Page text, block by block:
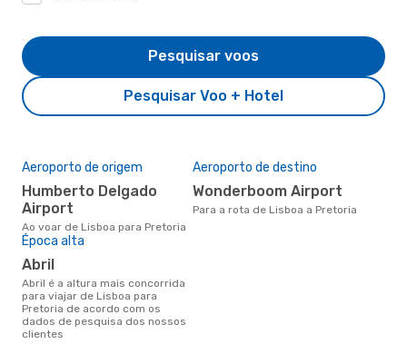
Pesquisar Voo + Hotel
Pesquisar voos
Aeroporto de origem
Humberto Delgado
Airport
Ao voar de Lisboa para Pretoria
Aeroporto de destino
Wonderboom Airport
Para a rota de Lisboa a Pretoria
Época alta
abril
abril é a altura mais concorrida
para viajar de Lisboa para
Pretoria de acordo com os
dados de pesquisa dos nossos
clientes